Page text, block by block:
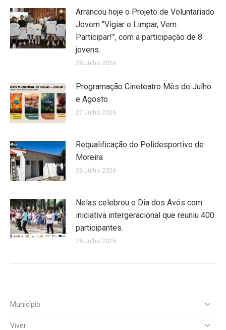
Arrancou hoje o Projeto de Voluntariado
Jovem “Vigiar e Limpar, Vem
Participar!”, com a participação de 8
jovens.
28 Julho 2026
Programação Cineteatro Mês de Julho
e Agosto
27 Julho 2026
Requalificação do Polidesportivo de
Moreira
26 Julho 2026
Nelas celebrou o Dia dos Avós com
iniciativa intergeracional que reuniu 400
participantes.
25 Julho 2026
Município
Viver